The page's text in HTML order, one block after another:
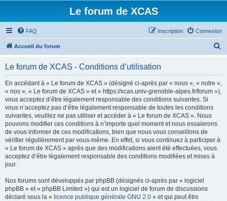
Le forum de XCAS
FAQ Connexion
Inscription
Accueil du forum
Le forum de XCAS - Conditions d’utilisation
En accédant à « Le forum de XCAS » (désigné ci-après par « nous », « notre »,
« nos », « Le forum de XCAS » et « https://xcas.univ-grenoble-alpes.fr/forum »),
vous acceptez d’être légalement responsable des conditions suivantes. Si
vous n’acceptez pas d’être légalement responsable de toutes les conditions
suivantes, veuillez ne pas utiliser et accéder à « Le forum de XCAS ». Nous
pouvons modifier ces conditions à n’importe quel moment et nous essaierons
de vous informer de ces modifications, bien que nous vous conseillons de
vérifier régulièrement par vous-même. En effet, si vous continuez à participer à
« Le forum de XCAS » après que des modifications aient été effectuées, vous
acceptez d’être légalement responsable des conditions modifiées et mises à
jour.
Nos forums sont développés par phpBB (désignés ci-après par « logiciel
phpBB » et « phpBB Limited ») qui est un logiciel de forum de discussions
déclaré sous la « licence publique générale GNU 2.0 » et qui peut être